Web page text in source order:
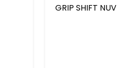
GRIP SHIFT